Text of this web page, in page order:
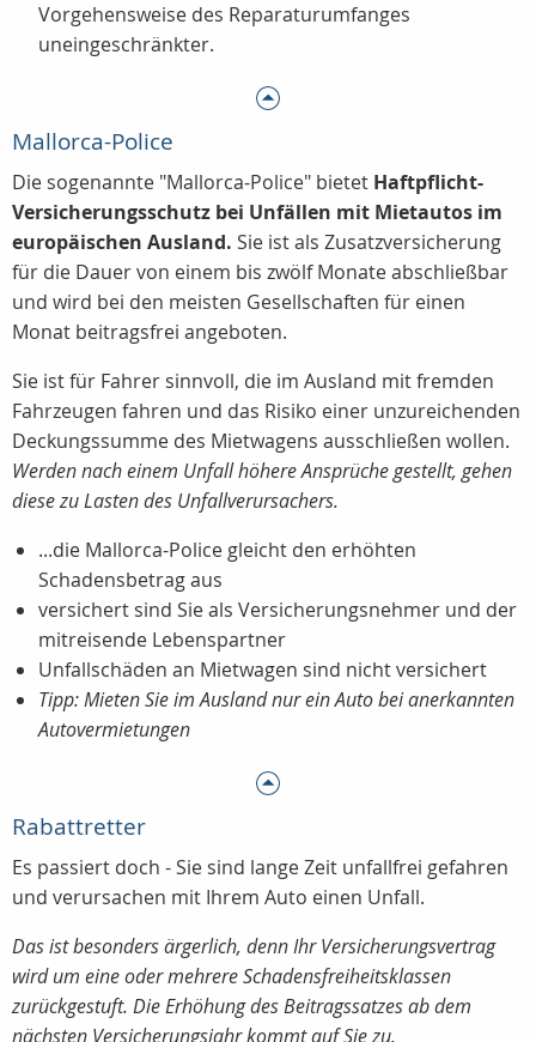
Vorgehensweise des Reparaturumfanges
uneingeschränkter.
Mallorca-Police
Die sogenannte "Mallorca-Police" bietet Haftpflicht-
Versicherungsschutz bei Unfällen mit Mietautos im
europäischen Ausland. Sie ist als Zusatzversicherung
für die Dauer von einem bis zwölf Monate abschließbar
und wird bei den meisten Gesellschaften für einen
Monat beitragsfrei angeboten.
Sie ist für Fahrer sinnvoll, die im Ausland mit fremden
Fahrzeugen fahren und das Risiko einer unzureichenden
Deckungssumme des Mietwagens ausschließen wollen.
Werden nach einem Unfall höhere Ansprüche gestellt, gehen
diese zu Lasten des Unfallverursachers.
...die Mallorca-Police gleicht den erhöhten
Schadensbetrag aus
versichert sind Sie als Versicherungsnehmer und der
mitreisende Lebenspartner
Unfallschäden an Mietwagen sind nicht versichert
Tipp: Mieten Sie im Ausland nur ein Auto bei anerkannten
Autovermietungen
Rabattretter
Es passiert doch - Sie sind lange Zeit unfallfrei gefahren
und verursachen mit Ihrem Auto einen Unfall.
Das ist besonders ärgerlich, denn Ihr Versicherungsvertrag
wird um eine oder mehrere Schadensfreiheitsklassen
zurückgestuft. Die Erhöhung des Beitragssatzes ab dem
nächsten Versicherungsjahr kommt auf Sie zu.